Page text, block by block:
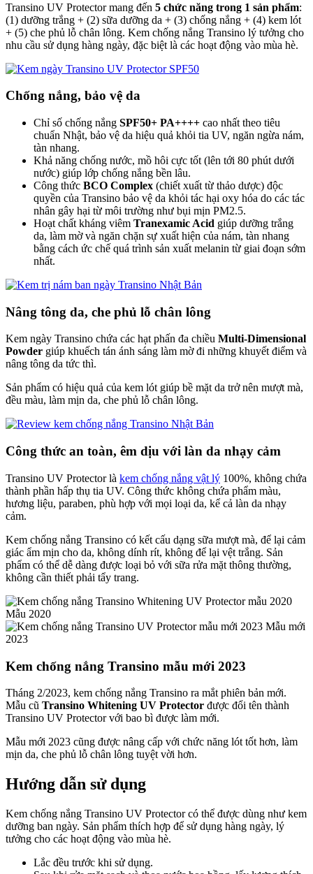
Transino UV Protector mang đến 5 chức năng trong 1 sản phẩm:
(1) dưỡng trắng + (2) sữa dưỡng da + (3) chống nắng + (4) kem lót
+ (5) che phủ lỗ chân lông. Kem chống nắng Transino lý tưởng cho
nhu cầu sử dụng hàng ngày, đặc biệt là các hoạt động vào mùa hè.
Chống nắng, bảo vệ da
Chỉ số chống nắng SPF50+ PA++++ cao nhất theo tiêu
chuẩn Nhật, bảo vệ da hiệu quả khỏi tia UV, ngăn ngừa nám,
tàn nhang.
Khả năng chống nước, mồ hôi cực tốt (lên tới 80 phút dưới
nước) giúp lớp chống nắng bền lâu.
Công thức BCO Complex (chiết xuất từ thảo dược) độc
quyền của Transino bảo vệ da khỏi tác hại oxy hóa do các tác
nhân gây hại từ môi trường như bụi mịn PM2.5.
Hoạt chất kháng viêm Tranexamic Acid giúp dưỡng trắng
da, làm mờ và ngăn chặn sự xuất hiện của nám, tàn nhang
bằng cách ức chế quá trình sản xuất melanin từ giai đoạn sớm
nhất.
Nâng tông da, che phủ lỗ chân lông
Kem ngày Transino chứa các hạt phấn đa chiều Multi-Dimensional
Powder giúp khuếch tán ánh sáng làm mờ đi những khuyết điểm và
nâng tông da tức thì.
Sản phẩm có hiệu quả của kem lót giúp bề mặt da trở nên mượt mà,
đều màu, làm mịn da, che phủ lỗ chân lông.
Công thức an toàn, êm dịu với làn da nhạy cảm
Transino UV Protector là kem chống nắng vật lý 100%, không chứa
thành phần hấp thụ tia UV. Công thức không chứa phẩm màu,
hương liệu, paraben, phù hợp với mọi loại da, kể cả làn da nhạy
cảm.
Kem chống nắng Transino có kết cấu dạng sữa mượt mà, để lại cảm
giác ẩm mịn cho da, không dính rít, không để lại vệt trắng. Sản
phẩm có thể dễ dàng được loại bỏ với sữa rửa mặt thông thường,
không cần thiết phải tẩy trang.
Mẫu 2020
Mẫu mới
2023
Kem chống nắng Transino mẫu mới 2023
Tháng 2/2023, kem chống nắng Transino ra mắt phiên bản mới.
Mẫu cũ Transino Whitening UV Protector được đổi tên thành
Transino UV Protector với bao bì được làm mới.
Mẫu mới 2023 cũng được nâng cấp với chức năng lót tốt hơn, làm
mịn da, che phủ lỗ chân lông tuyệt vời hơn.
Hướng dẫn sử dụng
Kem chống nắng Transino UV Protector có thể được dùng như kem
dưỡng ban ngày. Sản phẩm thích hợp để sử dụng hàng ngày, lý
tưởng cho các hoạt động vào mùa hè.
Lắc đều trước khi sử dụng.